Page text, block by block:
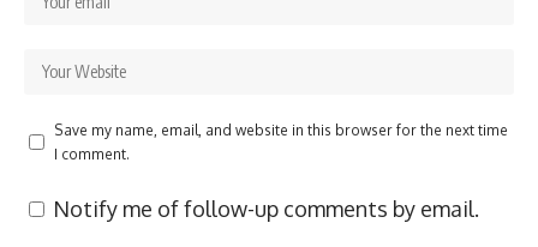
Save my name, email, and website in this browser for the next time
I comment.
Notify me of follow-up comments by email.